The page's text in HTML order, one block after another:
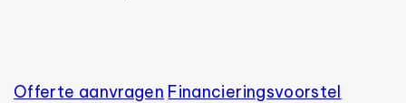
Offerte aanvragen Financierings­voorstel